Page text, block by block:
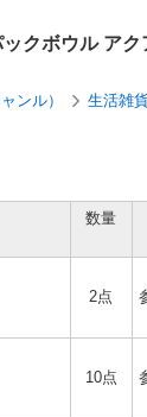
クボウル ア
ンル） 生活雑
数量
2点
10点